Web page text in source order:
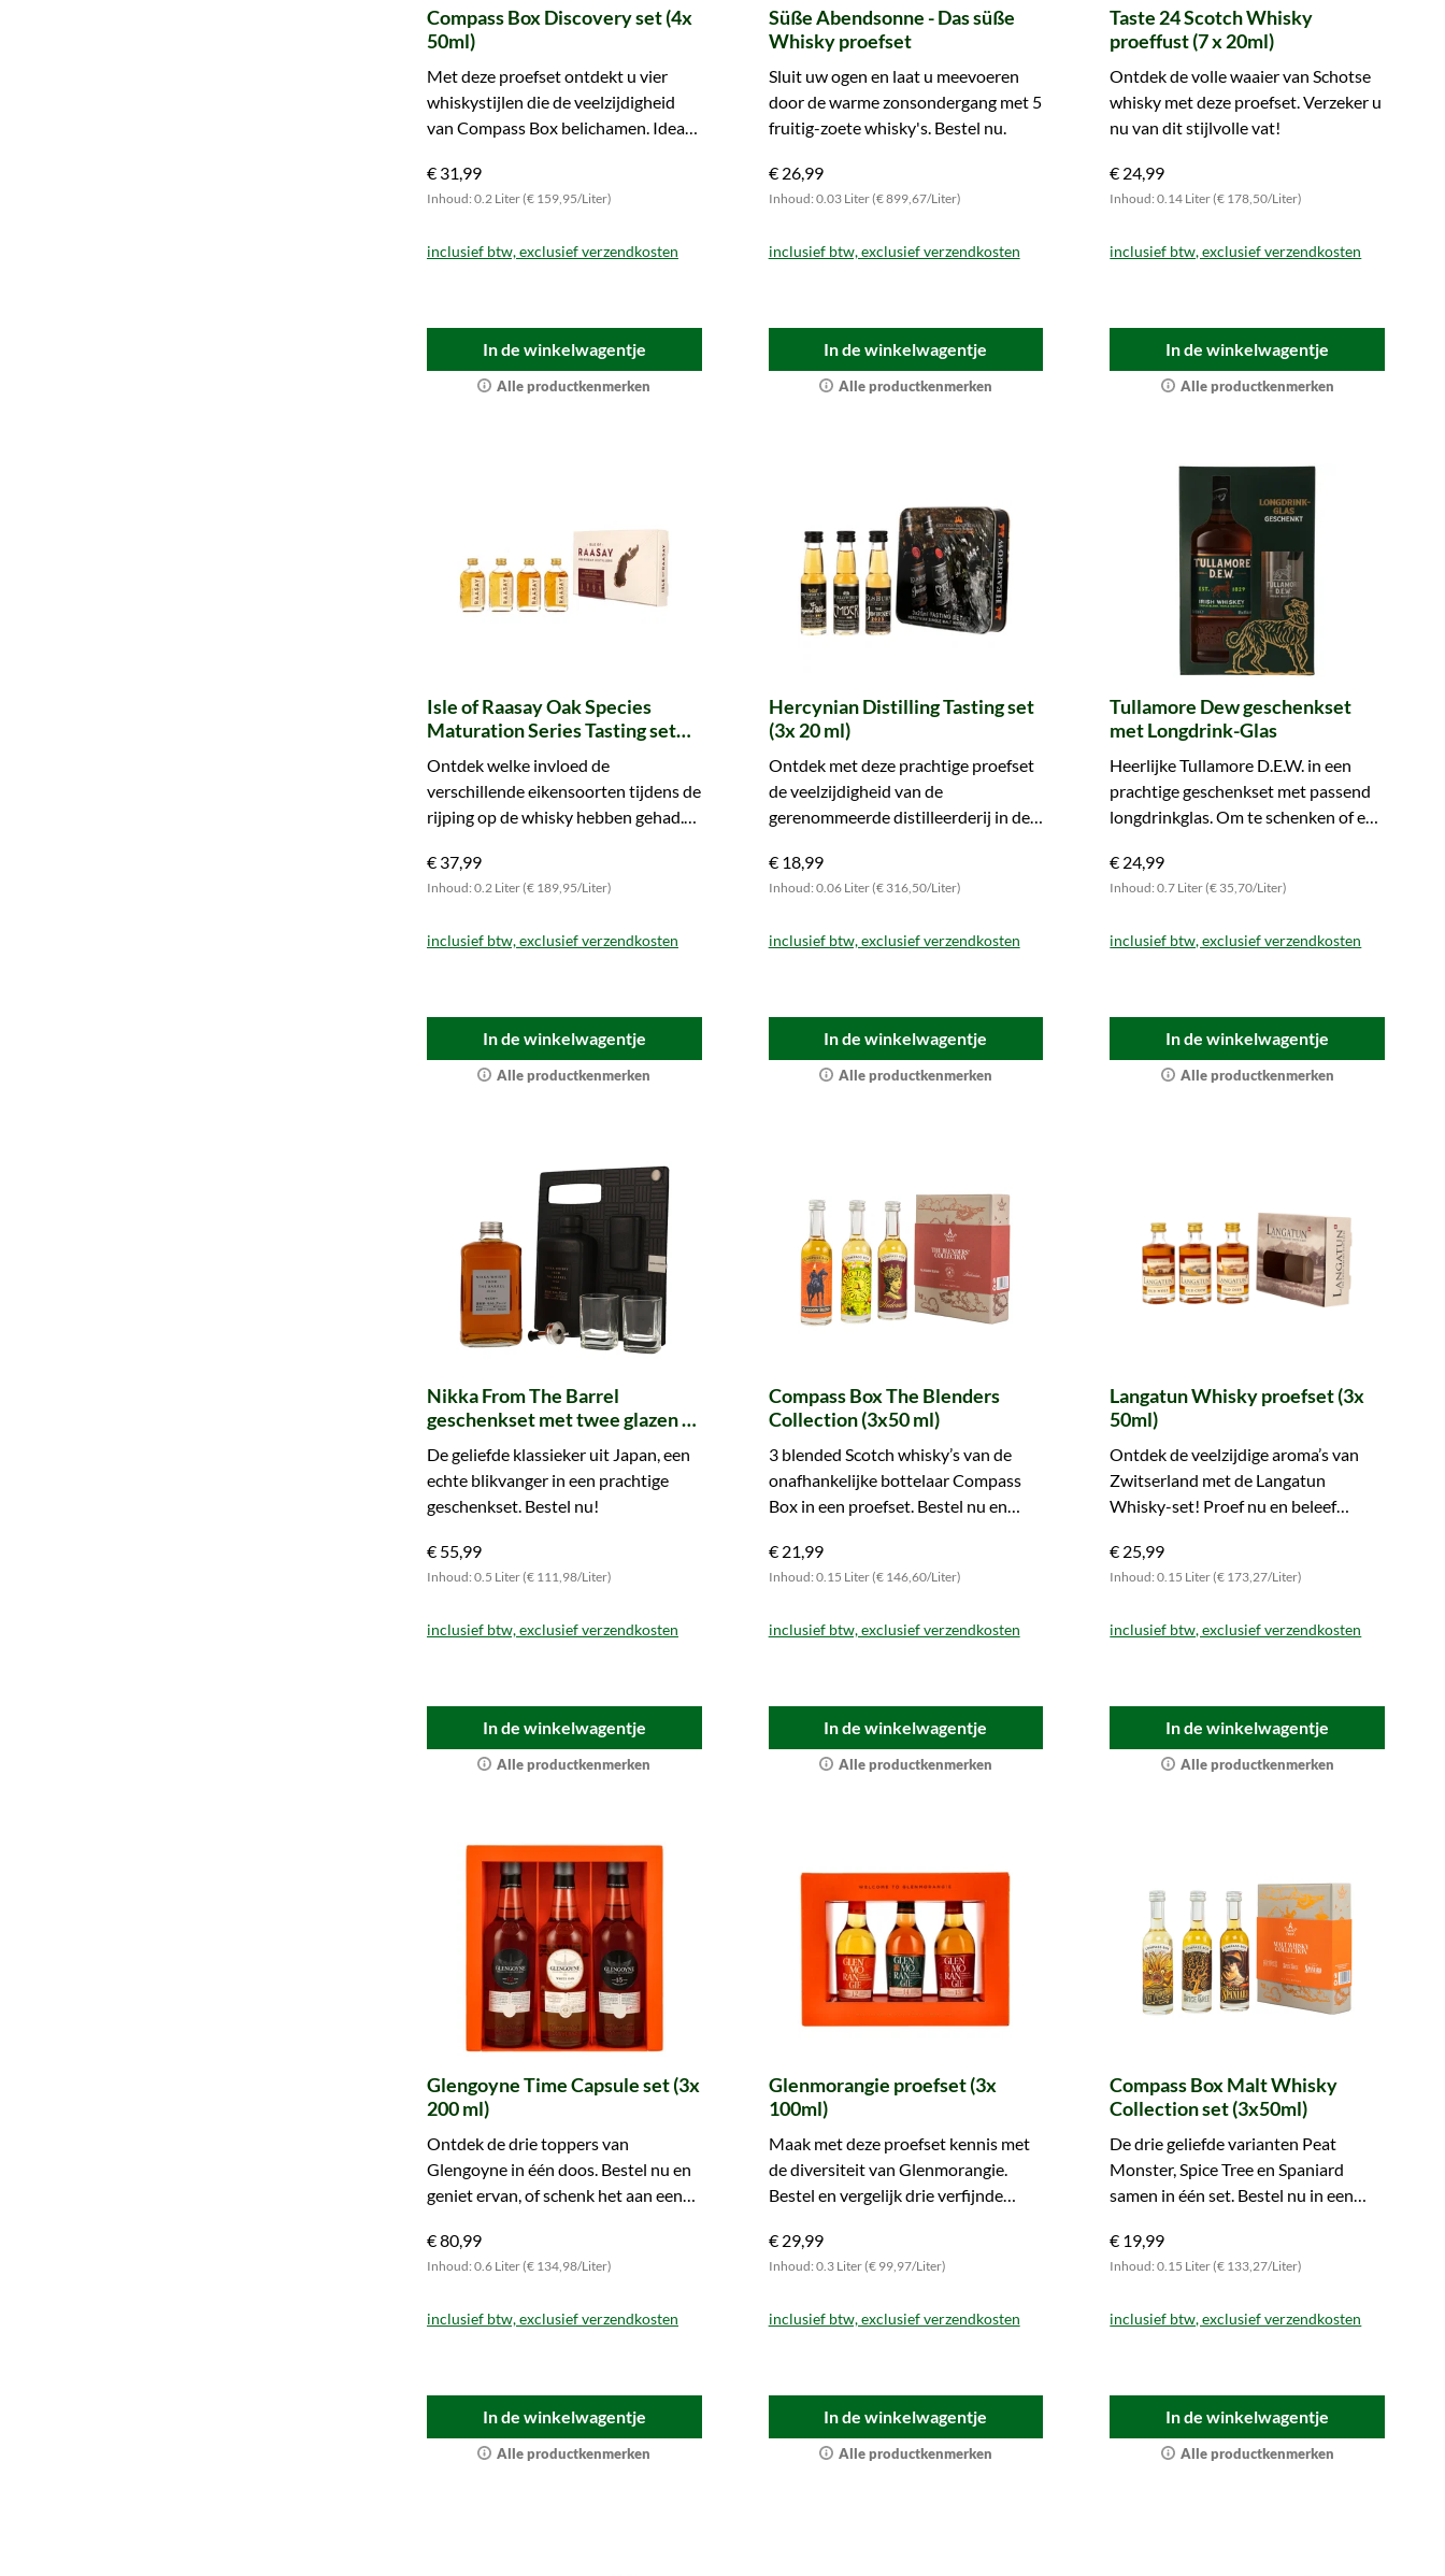
Compass Box Discovery set (4x
50ml)
Met deze proefset ontdekt u vier
whiskystijlen die de veelzijdigheid
van Compass Box belichamen. Ideaal
genieten.
€ 31,99
Inhoud: 0.2 Liter (€ 159,95/Liter)
inclusief btw, exclusief verzendkosten
In de winkelwagentje
Alle productkenmerken
Süße Abendsonne - Das süße
Whisky proefset
Sluit uw ogen en laat u meevoeren
door de warme zonsondergang met 5
fruitig-zoete whisky's. Bestel nu.
€ 26,99
Inhoud: 0.03 Liter (€ 899,67/Liter)
inclusief btw, exclusief verzendkosten
In de winkelwagentje
Alle productkenmerken
Taste 24 Scotch Whisky
proeffust (7 x 20ml)
Ontdek de volle waaier van Schotse
whisky met deze proefset. Verzeker u
nu van dit stijlvolle vat!
€ 24,99
Inhoud: 0.14 Liter (€ 178,50/Liter)
inclusief btw, exclusief verzendkosten
In de winkelwagentje
Alle productkenmerken
Isle of Raasay Oak Species
Maturation Series Tasting set
Ontdek welke invloed de
verschillende eikensoorten tijdens de
rijping op de whisky hebben gehad.
€ 37,99
Inhoud: 0.2 Liter (€ 189,95/Liter)
inclusief btw, exclusief verzendkosten
In de winkelwagentje
Alle productkenmerken
Hercynian Distilling Tasting set
(3x 20 ml)
Ontdek met deze prachtige proefset
de veelzijdigheid van de
gerenommeerde distilleerderij in de
whisky's.
€ 18,99
Inhoud: 0.06 Liter (€ 316,50/Liter)
inclusief btw, exclusief verzendkosten
In de winkelwagentje
Alle productkenmerken
Tullamore Dew geschenkset
met Longdrink-Glas
Heerlijke Tullamore D.E.W. in een
prachtige geschenkset met passend
longdrinkglas. Om te schenken of er
€ 24,99
Inhoud: 0.7 Liter (€ 35,70/Liter)
inclusief btw, exclusief verzendkosten
In de winkelwagentje
Alle productkenmerken
Nikka From The Barrel
geschenkset met twee glazen +
De geliefde klassieker uit Japan, een
echte blikvanger in een prachtige
geschenkset. Bestel nu!
€ 55,99
Inhoud: 0.5 Liter (€ 111,98/Liter)
inclusief btw, exclusief verzendkosten
In de winkelwagentje
Alle productkenmerken
Compass Box The Blenders
Collection (3x50 ml)
3 blended Scotch whisky’s van de
onafhankelijke bottelaar Compass
Box in een proefset. Bestel nu en
€ 21,99
Inhoud: 0.15 Liter (€ 146,60/Liter)
inclusief btw, exclusief verzendkosten
In de winkelwagentje
Alle productkenmerken
Langatun Whisky proefset (3x
50ml)
Ontdek de veelzijdige aroma’s van
Zwitserland met de Langatun
Whisky-set! Proef nu en beleef
€ 25,99
Inhoud: 0.15 Liter (€ 173,27/Liter)
inclusief btw, exclusief verzendkosten
In de winkelwagentje
Alle productkenmerken
Glengoyne Time Capsule set (3x
200 ml)
Ontdek de drie toppers van
Glengoyne in één doos. Bestel nu en
geniet ervan, of schenk het aan een
€ 80,99
Inhoud: 0.6 Liter (€ 134,98/Liter)
inclusief btw, exclusief verzendkosten
In de winkelwagentje
Alle productkenmerken
Glenmorangie proefset (3x
100ml)
Maak met deze proefset kennis met
de diversiteit van Glenmorangie.
Bestel en vergelijk drie verfijnde
€ 29,99
Inhoud: 0.3 Liter (€ 99,97/Liter)
inclusief btw, exclusief verzendkosten
In de winkelwagentje
Alle productkenmerken
Compass Box Malt Whisky
Collection set (3x50ml)
De drie geliefde varianten Peat
Monster, Spice Tree en Spaniard
samen in één set. Bestel nu in een
€ 19,99
Inhoud: 0.15 Liter (€ 133,27/Liter)
inclusief btw, exclusief verzendkosten
In de winkelwagentje
Alle productkenmerken